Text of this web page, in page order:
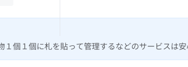
個１個に札を貼って管理するなどのサービスは